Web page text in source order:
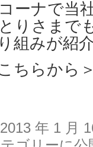
ーナで当
りさまで
組みが紹
ちらから
年 1 月